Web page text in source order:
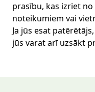
prasību, kas izriet
noteikumiem vai
Ja jūs esat
jūs varat arī uzsākt